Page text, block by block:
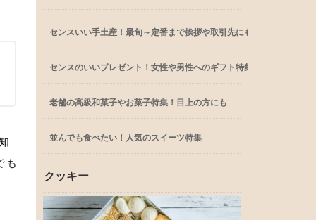
も
センスいい手土産！最旬～定番まで挨拶や取引先にも
センスのいいプレゼント！女性や男性へのギフト特集
老舗の高級和菓子やお菓子特集！目上の方にも
並んでも食べたい！人気のスイーツ特集
クッキー